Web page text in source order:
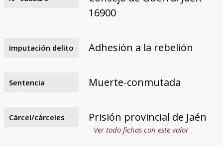
16900
Imputación delito Adhesión a la rebelión
Sentencia Muerte-conmutada
Cárcel/cárceles Prisión provincial de Jaén
Ver todo fichas con este valor